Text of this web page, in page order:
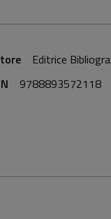
Editrice
9788893572118